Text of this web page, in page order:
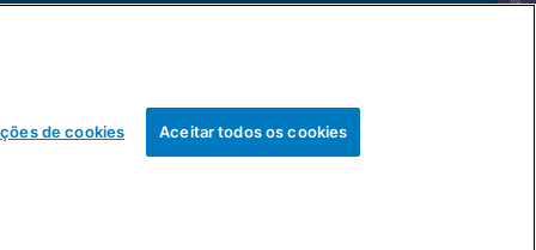
de cookies Aceitar todos os cookies